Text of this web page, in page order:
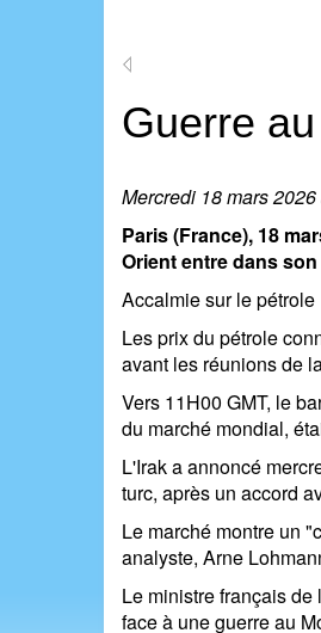
Guerre
Mercredi 18 mars
Paris (France), 18
Orient entre dans
Accalmie sur le pétrole
Les prix du pétrole
avant les réunions de
Vers 11H00 GMT, le
du marché mondial,
L'Irak a annoncé
turc, après un accord
Le marché montre un
analyste, Arne
Le ministre français
face à une guerre au